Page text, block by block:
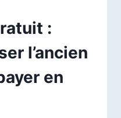
:
l’ancien
en